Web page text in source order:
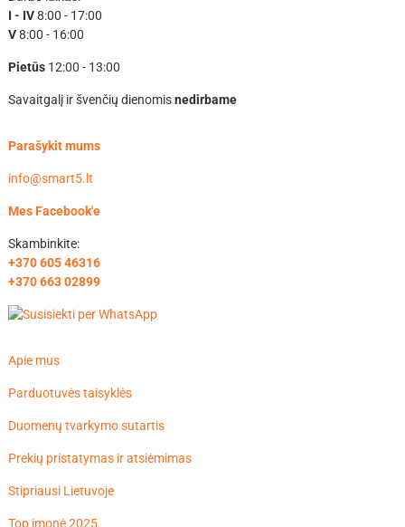
I - IV8:00 - 17:00
V8:00 - 16:00
Pietūs12:00 - 13:00
Savaitgalį ir švenčių dienomisnedirbame
Parašykit mums
info@smart5.lt
Mes Facebook'e
Skambinkite:
+370 605 46316
+370 663 02899
Apie mus
Parduotuvės taisyklės
Duomenų tvarkymo sutartis
Prekių pristatymas ir atsiėmimas
Stipriausi Lietuvoje
Top įmonė 2025